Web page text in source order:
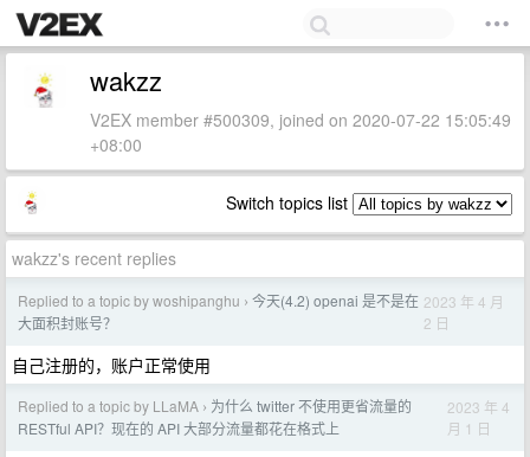
wakzz
V2EX member #500309, joined on 2020-07-22 15:05:49
+08:00
Switch topics list
wakzz's recent replies
Replied to a topic by woshipanghu › 今天(4.2) openai 是不是在
大面积封账号？
2023 年 4 月
2 日
自己注册的，账户正常使用
Replied to a topic by LLaMA › 为什么 twitter 不使用更省流量的
RESTful API？现在的 API 大部分流量都花在格式上
2023 年 4
月 1 日